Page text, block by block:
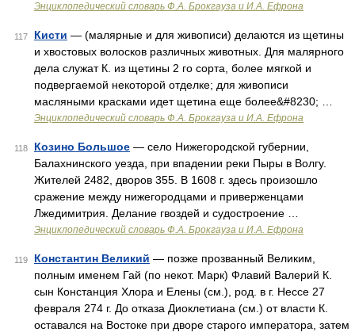
Энциклопедический словарь Ф.А. Брокгауза и И.А. Ефрона
117 Кисти — (малярные и для живописи) делаются из щетины
и хвостовых волосков различных животных. Для малярного
дела служат К. из щетины 2 го сорта, более мягкой и
подвергаемой некоторой отделке; для живописи
масляными красками идет щетина еще более&#8230; …
Энциклопедический словарь Ф.А. Брокгауза и И.А. Ефрона
118 Козино Большое — село Нижегородской губернии,
Балахнинского уезда, при впадении реки Пыры в Волгу.
Жителей 2482, дворов 355. В 1608 г. здесь произошло
сражение между нижегородцами и приверженцами
Лжедимитрия. Делание гвоздей и судостроение …
Энциклопедический словарь Ф.А. Брокгауза и И.А. Ефрона
119 Константин Великий — позже прозванный Великим,
полным именем Гай (по некот. Марк) Флавий Валерий К.
сын Констанция Хлора и Елены (см.), род. в г. Нессе 27
февраля 274 г. До отказа Диоклетиана (см.) от власти К.
оставался на Востоке при дворе старого императора, затем